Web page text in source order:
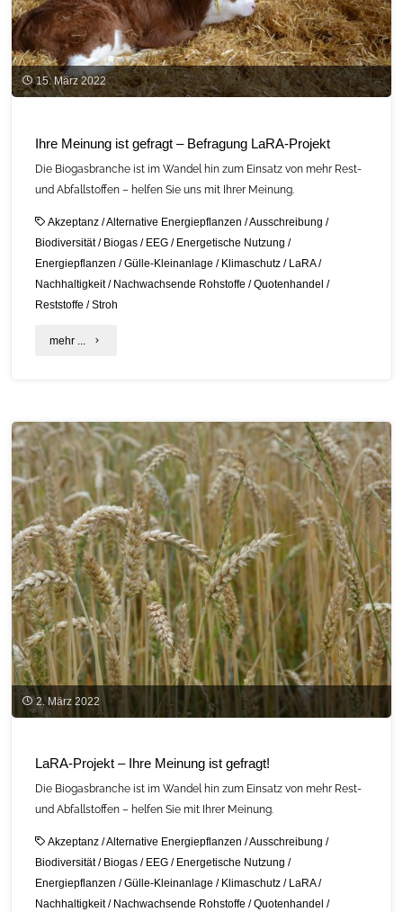
Bayern"
15. März 2022
Ihre Meinung ist gefragt – Befragung LaRA-Projekt
Die Biogasbranche ist im Wandel hin zum Einsatz von mehr Rest-
und Abfallstoffen – helfen Sie uns mit Ihrer Meinung.
Akzeptanz /Alternative Energiepflanzen /Ausschreibung /
Biodiversität/ Biogas/ EEG/ Energetische Nutzung /
Energiepflanzen /Gülle-Kleinanlage / Klimaschutz/ LaRA/
Nachhaltigkeit/ Nachwachsende Rohstoffe /Quotenhandel /
Reststoffe /Stroh
mehr ... "Ihre
gefragt
Befragung
LaRA-
Projekt"
2. März 2022
LaRA-Projekt – Ihre Meinung ist gefragt!
Die Biogasbranche ist im Wandel hin zum Einsatz von mehr Rest-
und Abfallstoffen – helfen Sie mit Ihrer Meinung.
Akzeptanz /Alternative Energiepflanzen /Ausschreibung /
Biodiversität/ Biogas/ EEG/ Energetische Nutzung /
Energiepflanzen /Gülle-Kleinanlage / Klimaschutz/ LaRA/
Nachhaltigkeit/ Nachwachsende Rohstoffe /Quotenhandel /